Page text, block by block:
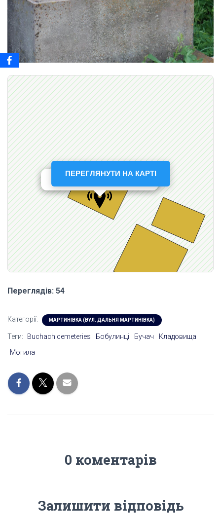
ПЕРЕГЛЯНУТИ НА КАРТІ
Переглядів: 54
Категорії: МАРТИНІВКА (ВУЛ. ДАЛЬНЯ МАРТИНІВКА)
Теги: Buchach cemeteries Бобулинці Бучач
Кладовища
Могила
0 коментарів
Залишити відповідь